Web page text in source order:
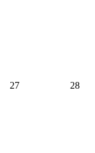
27 28